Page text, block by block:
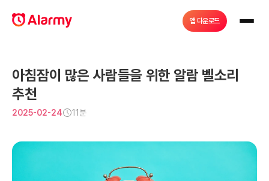
앱 다운로드
아침잠이 많은 사람들을 위한 알람 벨소리
추천
2025-02-24 11분